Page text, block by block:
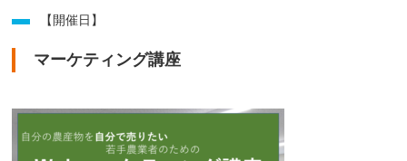
【開催日】
マーケティング講座